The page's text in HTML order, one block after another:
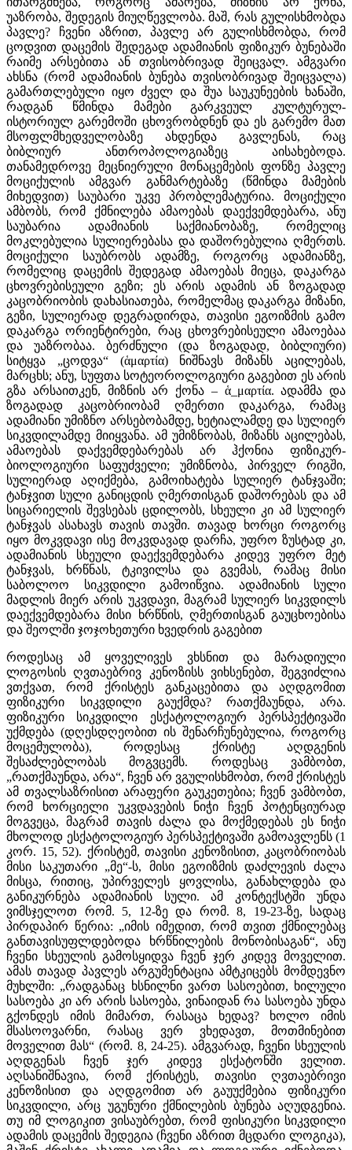
უაზრობა, შედეგის მიუღწევლობა. მაშ, რას გულისხმობდა
პავლე? ჩვენი აზრით, პავლე არ გულისხმობდა, რომ
ცოდვით დაცემის შედეგად ადამიანის ფიზიკურ ბუნებაში
რაიმე არსებითა ან თვისობრივად შეიცვალ. ამგვარი
ახსნა (რომ ადამიანის ბუნება თვისობრივად შეიცვალა)
გამართლებული იყო ძველ და შუა საუკუნეების ხანაში,
რადგან წმინდა მამები გარკვეულ კულტურულ-
ისტორიულ გარემოში ცხოვრობდნენ და ეს გარემო მათ
მსოფლმხედველობაზე ახდენდა გავლენას, რაც
ბიბლიურ ანთროპოლოგიაზეც აისახებოდა.
თანამედროვე მეცნიერული მონაცემების ფონზე პავლე
მოციქულის ამგვარ განმარტებაზე (წმინდა მამების
მიხედვით) საუბარი უკვე პრობლემატურია. მოციქული
ამბობს, რომ ქმნილება ამაოებას დაექვემდებარა, ანუ
საუბარია ადამიანის საქმიანობაზე, რომელიც
მოკლებულია სულიერებასა და დაშორებულია ღმერთს.
მოციქული საუბრობს ადამზე, როგორც ადამიანზე,
რომელიც დაცემის შედეგად ამაოებას მიეცა, დაკარგა
ცხოვრებისეული გეზი; ეს არის ადამის ან ზოგადად
კაცობრიობის დახასიათება, რომელმაც დაკარგა მიზანი,
გეზი, სულიერად დეგრადირდა, თავისი ეგოიზმის გამო
დაკარგა ორიენტირები, რაც ცხოვრებისეული ამაოებაა
და უაზრობაა. ბერძნული (და ზოგადად, ბიბლიური)
სიტყვა „ცოდვა“ (ἁμαρτία) ნიშნავს მიზანს აცილებას,
მარცხს; ანუ, სუფთა სოტეოროლოგიური გაგებით ეს არის
გზა არსაითკენ, მიზნის არ ქონა – ἁ_μαρτία. ადამმა და
ზოგადად კაცობრიობამ ღმერთი დაკარგა, რამაც
ადამიანი უმიზნო არსებობამდე, ხეტიალამდე და სულიერ
სიკვდილამდე მიიყვანა. ამ უმიზნობას, მიზანს აცილებას,
ამაოებას დაქვემდებარებას არ ჰქონია ფიზიკურ-
ბიოლოგიური საფუძველი; უმიზნობა, პირველ რიგში,
სულიერად აღიქმება, გამოიხატება სულიერ ტანჯვაში;
ტანჯვით სული განიცდის ღმერთისგან დაშორებას და ამ
სიცარიელის შევსებას ცდილობს, სხეული კი ამ სულიერ
ტანჯვას ასახავს თავის თავში. თავად ხორცი როგორც
იყო მოკვდავი ისე მოკვდავად დარჩა, უფრო ზუსტად კი,
ადამიანის სხეული დაექვემდებარა კიდევ უფრო მეტ
ტანჯვას, ხრწნას, ტკივილსა და გვემას, რამაც მისი
საბოლოო სიკვდილი გამოიწვია. ადამიანის სული
მადლის მიერ არის უკვდავი, მაგრამ სულიერ სიკვდილს
დაექვემდებარა მისი ხრწნის, ღმერთისგან გაუცხოებისა
და შეოლში ჯოჯოხეთური ხვედრის გაგებით
როდესაც ამ ყოველივეს ვხსნით და მარადიული
ლოგოსის ღვთაებრივ კენოზისს ვიხსენებთ, შეგვიძლია
ვთქვათ, რომ ქრისტეს განკაცებითა და აღდგომით
ფიზიკური სიკვდილი გაუქმდა? რათქმაუნდა, არა.
ფიზიკური სიკვდილი ესქატოლოგიურ პერსპექტივაში
უქმდება (დღესდღეობით ის შენარჩუნებულია, როგორც
მოცემულობა), როდესაც ქრისტე აღდგენის
შესაძლებლობას მოგვცემს. როდესაც ვამბობთ,
„რათქმაუნდა, არა“, ჩვენ არ ვგულისხმობთ, რომ ქრისტეს
ამ თვალსაზრისით არაფერი გაუკეთებია; ჩვენ ვამბობთ,
რომ ხორციელი უკვდავების ნიჭი ჩვენ პოტენციურად
მოგვეცა, მაგრამ თავის ძალა და მოქმედებას ეს ნიჭი
მხოლოდ ესქატოლოგიურ პერსპექტივაში გამოავლენს (1
კორ. 15, 52). ქრისტემ, თავისი კენოზისით, კაცობრიობას
მისი საკუთარი „მე“-ს, მისი ეგოიზმის დაძლევის ძალა
მისცა, რითიც, უპირველეს ყოვლისა, განახლდება და
განიკურნება ადამიანის სული. ამ კონტექსტში უნდა
ვიმსჯელოთ რომ. 5, 12-ზე და რომ. 8, 19-23-ზე, სადაც
პირდაპირ წერია: „იმის იმედით, რომ თვით ქმნილებაც
განთავისუფლდებოდა ხრწნილების მონობისაგან“, ანუ
ჩვენი სხეულის გამოსყიდვა ჩვენ ჯერ კიდევ მოველით.
ამას თავად პავლეს არგუმენტაცია ამტკიცებს მომდევნო
მუხლში: „რადგანაც ხსნილნი ვართ სასოებით, ხილული
სასოება კი არ არის სასოება, ვინაიდან რა სასოება უნდა
გქონდეს იმის მიმართ, რასაცა ხედავ? ხოლო იმის
მსასოოვარნი, რასაც ვერ ვხედავთ, მოთმინებით
მოველით მას“ (რომ. 8, 24-25). ამგვარად, ჩვენი სხეულის
აღდგენას ჩვენ ჯერ კიდევ ესქატონში ველით.
აღსანიშნავია, რომ ქრისტეს, თავისი ღვთაებრივი
კენოზისით და აღდგომით არ გაუუქმებია ფიზიკური
სიკვდილი, არც უგუნური ქმნილების ბუნება აღუდგენია.
თუ იმ ლოგიკით ვისაუბრებთ, რომ ფისიკური სიკვდილი
ადამის დაცემის შედეგია (ჩვენი აზრით მცდარი ლოგიკა),